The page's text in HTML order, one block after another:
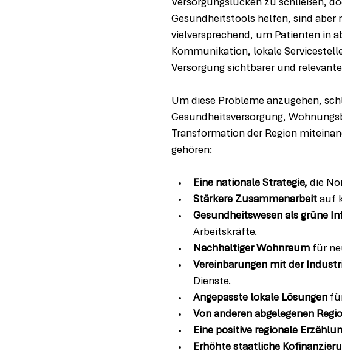
Versorgungslücken zu schließen,
Gesundheitstools helfen, sind
vielversprechend, um Patienten in
Kommunikation, lokale
Versorgung sichtbarer und
Um diese Probleme anzugehen,
Gesundheitsversorgung,
Transformation der Region
gehören:
Eine nationale Strategie, die
Stärkere Zusammenarbeit auf
Gesundheitswesen als grüne
Arbeitskräfte.
Nachhaltiger Wohnraum für
Vereinbarungen mit der
Dienste.
Angepasste lokale Lösungen
Von anderen abgelegenen
Eine positive regionale
Erhöhte staatliche